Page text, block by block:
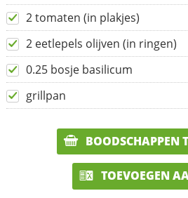
2 tomaten (in plakjes)
2 eetlepels olijven (in ringen)
0.25 bosje basilicum
grillpan
BOODSCHAPPEN
TOEVOEGEN